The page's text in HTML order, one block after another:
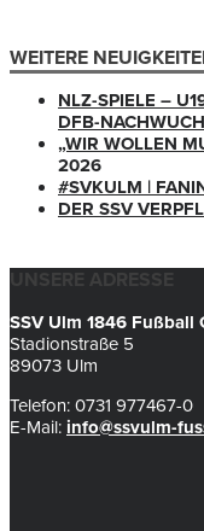
WEITERE
NLZ-SPIELE –
DFB-
„WIR WOLLEN
2026
#SVKULM |
DER SSV
UNSERE ADRESSE
SSV Ulm 1846 Fußball
Stadionstraße 5
89073 Ulm
Telefon: 0731 977467-0
E-Mail: info@ssvulm-